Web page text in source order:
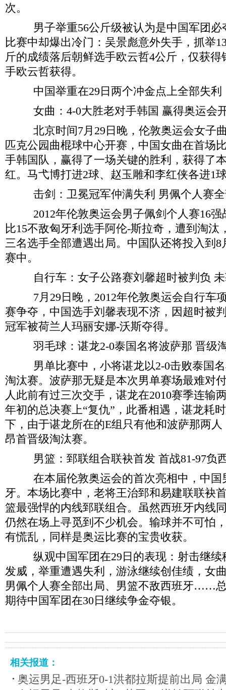
次。
男子举重56公斤级被认为是中国军团必
比赛中却爆出冷门：吴景彪意外失手，抓举
斤的成绩落后朝鲜选手欧云哲4公斤，仅获
手欧云哲获得。
中国举重在29日两个冲金点上全部失利
女曲：4-0大胜老对手韩国 赢得奥运会
北京时间7月29日晚，伦敦奥运会女子曲
匹克公园曲棍球中心开赛，中国女曲在首场
手韩国队，赢得了一场关键的胜利，获得了
红。马弋博打进2球、赵玉雕和李红侠各进1
击剑：卫冕冠军仲满失利 男佩个人赛全
2012年伦敦奥运会男子佩剑个人赛16强
比15不敌匈牙利选手阿伦-斯拉奇，遭到淘汰
三名选手全部遭遇出局。中国队还将投入到8
赛中。
自行车：女子公路赛刘馨超时被判负 未
7月29日晚，2012年伦敦奥运会自行车
赛争夺，中国选手刘馨表现不济，因超时被
冠军被荷兰人玛丽安娜-沃斯夺得。
羽毛球：谌龙2-0泰国名将波萨那 晋级
男单比赛中，小将谌龙以2-0击败泰国名
淘汰赛。波萨那无疑是本次男单赛场最难对
人此前有过三次交手，谌龙在2010赛季连输
年初的总决赛上“复仇”，此番相遇，谌龙耗
下，由于谌龙所在的E组只有他和波萨那两
昂首晋级淘汰赛。
男篮：郅联组合联袂首发 首战81-97负
在本届伦敦奥运会的首次亮相中，中国
牙。本场比赛中，老将王治郅和易建联联袂
篮最强悍的内线郅联组合。虽然西班牙内线
仍然在场上寻觅到不少机会。输球并不可怕
有慌乱，同样是奥运比赛的宝贵收获。
纵观中国军团在29日的表现：射击继续
发威，举重遭遇失利，游泳继续创佳绩，女
男佩个人赛全部出局、男篮不敌西班牙……
期待中国军团在30日继续争金夺银。
相关报道：
奥运男足-西班牙0-1洪都拉斯提前出局 金